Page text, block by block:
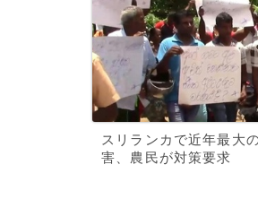
スリランカで近年最大
害、農民が対策要求